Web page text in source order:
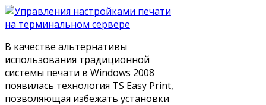
В качестве альтернативы
использования традиционной
системы печати в Windows 2008
появилась технология TS Easy Print,
позволяющая избежать установки